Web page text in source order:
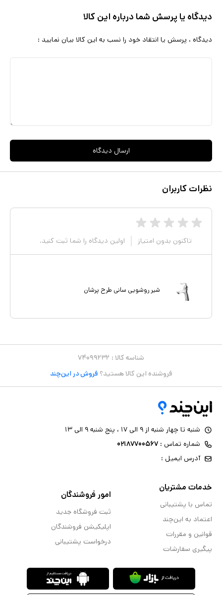
دیدگاه یا پرسش شما درباره این کالا
دیدگاه ، پرسش یا انتقاد خود را نسب به این کالا بیان نمایید :
ارسال دیدگاه
نظرات کاربران
تاکنون بدون امتیاز اولین دیدگاه را شما ثبت کنید.
شیر روشویی سانی طرح پرشان
شناسه کالا : ۷۴۰۹۹۲۳۲
فروشنده این کالا هستید؟ فروش در این‌چند
شنبه تا چهار شنبه از ۹ الی ۱۷ ، پنج شنبه ۹ الی ۱۳
شماره تماس : ۰۲۱۸۷۷۰۰۵۶۷
آدرس ایمیل :
خدمات مشتریان
تماس با پشتیبانی
اعتماد به این‌چند
قوانین و مقررات
پیگیری سفارشات
امور فروشندگان
ثبت فروشگاه جدید
اپلیکیشن فروشندگان
درخواست پشتیبانی